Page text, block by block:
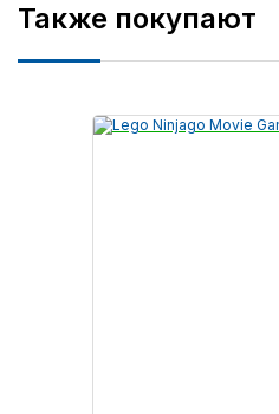
Также покупают